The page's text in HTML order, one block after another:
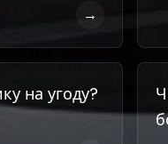
→
на угоду?